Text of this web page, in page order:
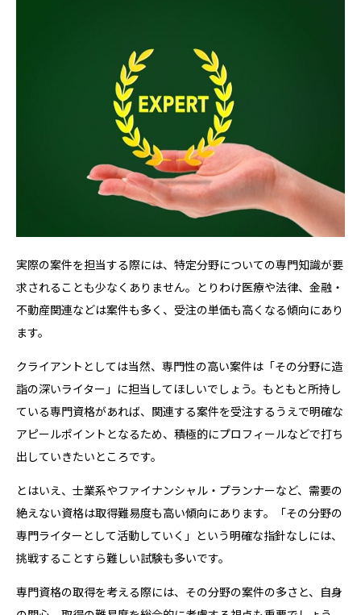
実際の案件を担当する際には、特定分野についての専門知識が要
求されることも少なくありません。とりわけ医療や法律、金融・
不動産関連などは案件も多く、受注の単価も高くなる傾向にあり
ます。
クライアントとしては当然、専門性の高い案件は「その分野に造
詣の深いライター」に担当してほしいでしょう。もともと所持し
ている専門資格があれば、関連する案件を受注するうえで明確な
アピールポイントとなるため、積極的にプロフィールなどで打ち
出していきたいところです。
とはいえ、士業系やファイナンシャル・プランナーなど、需要の
絶えない資格は取得難易度も高い傾向にあります。「その分野の
専門ライターとして活動していく」という明確な指針なしには、
挑戦することすら難しい試験も多いです。
専門資格の取得を考える際には、その分野の案件の多さと、自身